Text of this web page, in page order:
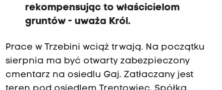
rekompensując to właścicielom
gruntów - uważa Król.
Prace w Trzebini wciąż trwają. Na początku
sierpnia ma być otwarty zabezpieczony
cmentarz na osiedlu Gaj. Zatłaczany jest